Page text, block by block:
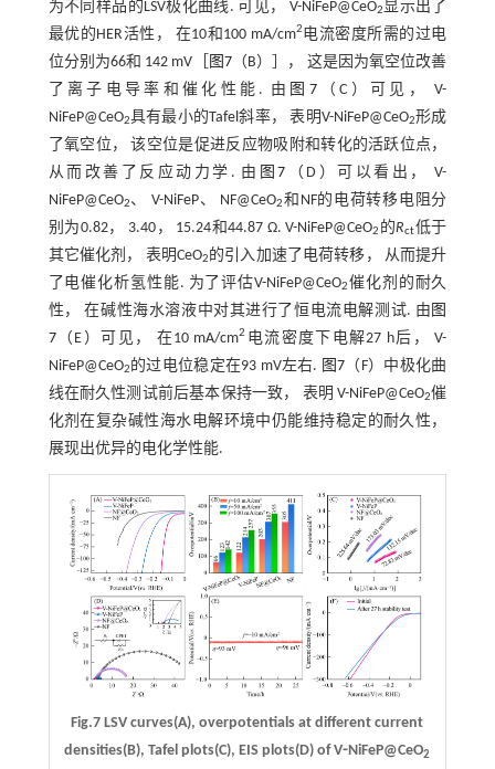
为不同样品的LSV极化曲线. 可见， V-NiFeP@CeO2 显示出了
最优的HER活性， 在10和100 mA/cm2电流密度所需的过电
位分别为66和 142 mV［
图7（B）］， 这是因为氧空位改善
了离子电导率和催化性能. 由 图7（C）可见， V-
NiFeP@CeO2具有最小的Tafel斜率， 表明V-NiFeP@CeO2形成
了氧空位， 该空位是促进反应物吸附和转化的活跃位点，
从而改善了反应动力学. 由 图7 （D）可以看出， V-
NiFeP@CeO2、 V-NiFeP、 NF@CeO2和NF的电荷转移电阻分
别为0.82， 3.40， 15.24和44.87 Ω. V-NiFeP@CeO2 的Rct低于
其它催化剂， 表明CeO2的引入加速了电荷转移， 从而提升
了电催化析氢性能. 为了评估V-NiFeP@CeO2催化剂的耐久
性， 在碱性海水溶液中对其进行了恒电流电解测试. 由 图
7（E）可见， 在10 mA/cm2 电流密度下电解27 h后， V-
NiFeP@CeO2的过电位稳定在93 mV左右. 图7 （F）中极化曲
线在耐久性测试前后基本保持一致， 表明 V-NiFeP@CeO2催
化剂在复杂碱性海水电解环境中仍能维持稳定的耐久性，
展现出优异的电化学性能.
Fig.7 LSV curves(A), overpotentials at different current
densities(B), Tafel plots(C), EIS plots(D) of V⁃NiFeP@CeO2